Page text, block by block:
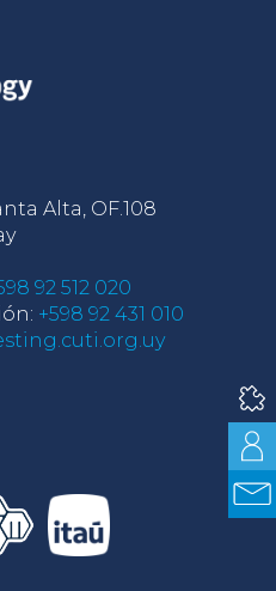
Alta, OF.108
92 512 020
+598 92 431 010